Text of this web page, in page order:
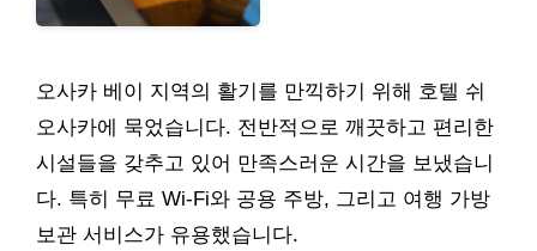
오사카 베이 지역의 활기를 만끽하기 위해 호텔 쉬
오사카에 묵었습니다. 전반적으로 깨끗하고 편리한
시설들을 갖추고 있어 만족스러운 시간을 보냈습니
다. 특히 무료 Wi-Fi와 공용 주방, 그리고 여행 가방
보관 서비스가 유용했습니다.